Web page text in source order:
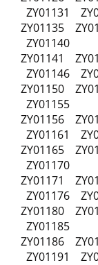
ZY01131
ZY01135
ZY01140
ZY01141
ZY01146
ZY01150
ZY01155
ZY01156
ZY01161
ZY01165
ZY01170
ZY01171
ZY01176
ZY01180
ZY01185
ZY01186
ZY01191